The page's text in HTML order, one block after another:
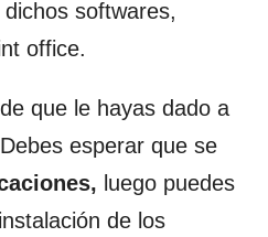
softwares,
office.
que le hayas dado a
Debes esperar que se
s, luego puedes
de los